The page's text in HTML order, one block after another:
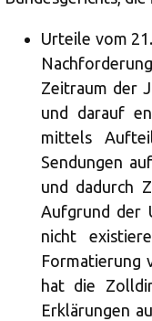
Urteile vom
Zeitraum der
und darauf
mittels
Sendungen
und dadurch
Aufgrund der
nicht
Formatierung
hat die
Erklärungen